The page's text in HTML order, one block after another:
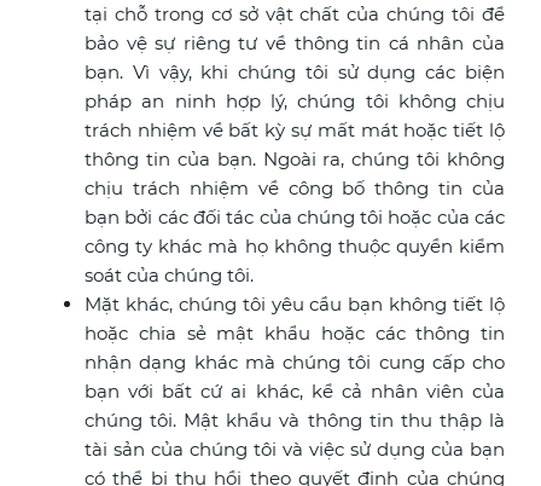
tại chỗ trong cơ sở vật chất của chúng tôi để
bảo vệ sự riêng tư về thông tin cá nhân của
bạn. Vì vậy, khi chúng tôi sử dụng các biện
pháp an ninh hợp lý, chúng tôi không chịu
trách nhiệm về bất kỳ sự mất mát hoặc tiết lộ
thông tin của bạn. Ngoài ra, chúng tôi không
chịu trách nhiệm về công bố thông tin của
bạn bởi các đối tác của chúng tôi hoặc của các
công ty khác mà họ không thuộc quyền kiểm
soát của chúng tôi.
Mặt khác, chúng tôi yêu cầu bạn không tiết lộ
hoặc chia sẻ mật khẩu hoặc các thông tin
nhận dạng khác mà chúng tôi cung cấp cho
bạn với bất cứ ai khác, kể cả nhân viên của
chúng tôi. Mật khẩu và thông tin thu thập là
tài sản của chúng tôi và việc sử dụng của bạn
có thể bị thu hồi theo quyết định của chúng